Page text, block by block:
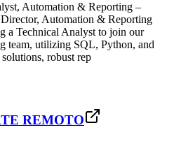
Automation & Reporting –
Automation & Reporting
a Technical Analyst to join our
team, utilizing SQL, Python, and
robust rep
REMOTO